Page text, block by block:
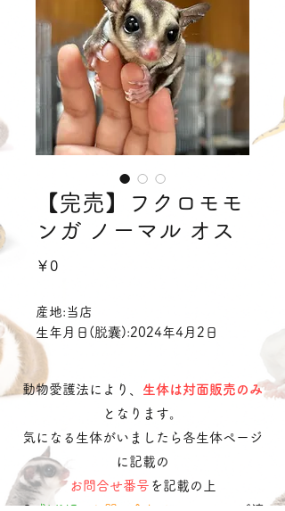
【完売】フクロモモ
ンガ ノーマル オス
￥0価
産地:当店
生年月日(脱囊):2024年4月2日
動物愛護法により、 生体は対面販売のみ
となります。
気になる生体がいましたら各生体ページ
に記載の
お問合せ番号 を記載の上